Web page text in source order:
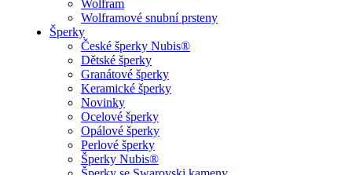
Wolfram
Wolframové snubní prsteny
Šperky
České šperky Nubis®
Dětské šperky
Granátové šperky
Keramické šperky
Novinky
Ocelové šperky
Opálové šperky
Perlové šperky
Šperky Nubis®